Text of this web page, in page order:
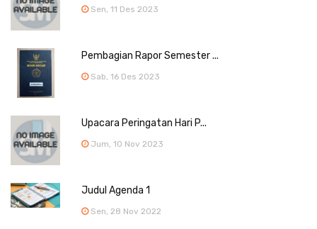
Sen, 11 Des 2023
Pembagian Rapor Semester ...
Sab, 16 Des 2023
Upacara Peringatan Hari P...
Jum, 10 Nov 2023
Judul Agenda 1
Sen, 28 Nov 2022